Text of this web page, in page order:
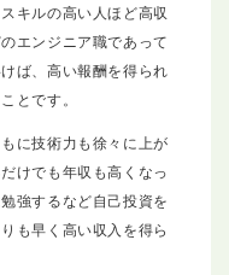
キルの高い人ほど高収
エンジニア職であって
ば、高い報酬を得られ
とです。
に技術力も徐々に上が
けでも年収も高くなっ
強するなど自己投資を
も早く高い収入を得ら